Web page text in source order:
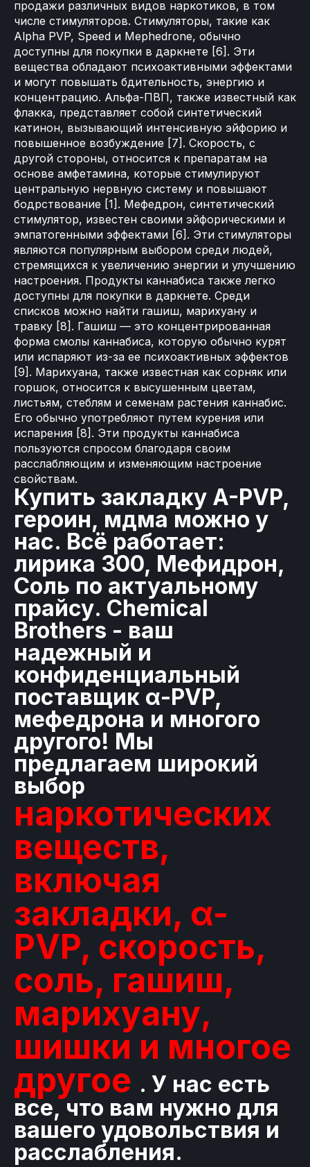
продажи различных видов наркотиков, в том
числе стимуляторов. Стимуляторы, такие как
Alpha PVP, Speed и Mephedrone, обычно
доступны для покупки в даркнете [6]. Эти
вещества обладают психоактивными эффектами
и могут повышать бдительность, энергию и
концентрацию. Альфа-ПВП, также известный как
флакка, представляет собой синтетический
катинон, вызывающий интенсивную эйфорию и
повышенное возбуждение [7]. Скорость, с
другой стороны, относится к препаратам на
основе амфетамина, которые стимулируют
центральную нервную систему и повышают
бодрствование [1]. Мефедрон, синтетический
стимулятор, известен своими эйфорическими и
эмпатогенными эффектами [6]. Эти стимуляторы
являются популярным выбором среди людей,
стремящихся к увеличению энергии и улучшению
настроения. Продукты каннабиса также легко
доступны для покупки в даркнете. Среди
списков можно найти гашиш, марихуану и
травку [8]. Гашиш — это концентрированная
форма смолы каннабиса, которую обычно курят
или испаряют из-за ее психоактивных эффектов
[9]. Марихуана, также известная как сорняк или
горшок, относится к высушенным цветам,
листьям, стеблям и семенам растения каннабис.
Его обычно употребляют путем курения или
испарения [8]. Эти продукты каннабиса
пользуются спросом благодаря своим
расслабляющим и изменяющим настроение
свойствам.
Купить закладку A-PVP,
героин, мдма можно у
нас. Всё работает:
лирика 300, Мефидрон,
Соль по актуальному
прайсу. Chemical
Brothers - ваш
надежный и
конфиденциальный
поставщик α-PVP,
мефедрона и многого
другого! Мы
предлагаем широкий
выбор
наркотических
веществ,
включая
закладки, α-
PVP, скорость,
соль, гашиш,
марихуану,
шишки и многое
другое . У нас есть
все, что вам нужно для
вашего удовольствия и
расслабления.